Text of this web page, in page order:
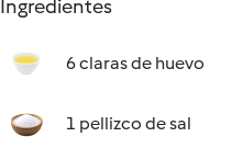
Ingredientes
6 claras de huevo
1 pellizco de sal